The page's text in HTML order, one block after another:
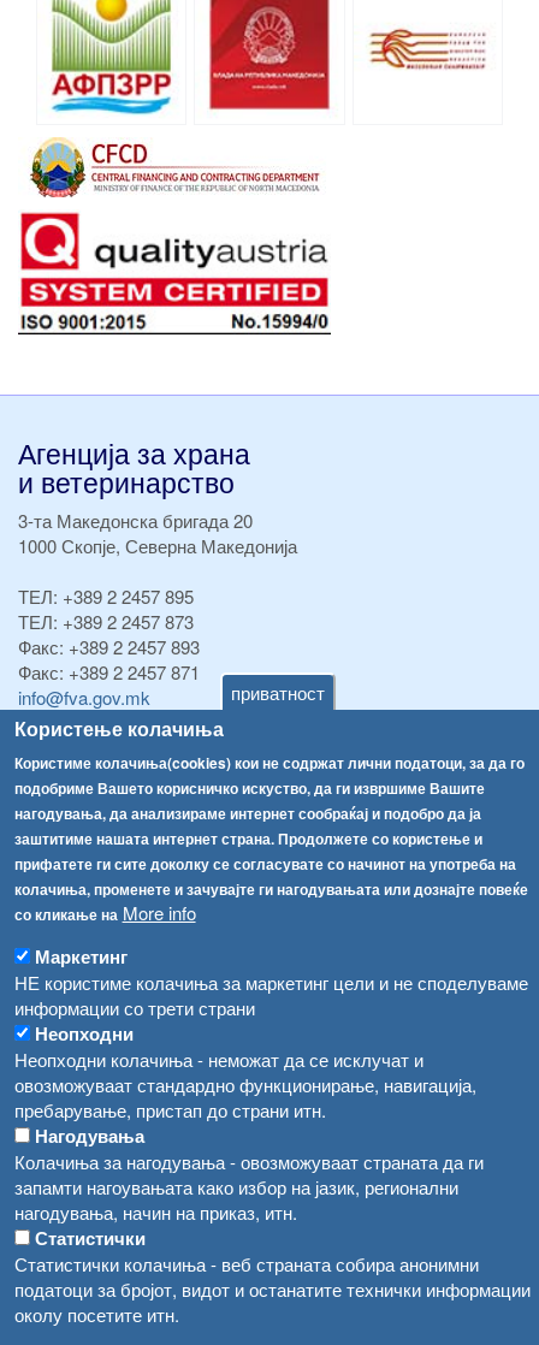
приватност
Користење колачиња
Користиме колачиња(cookies) кои не содржат лични податоци, за да го
подобриме Вашето корисничко искуство, да ги извршиме Вашите
нагодувања, да анализираме интернет сообраќај и подобро да ја
заштитиме нашата интернет страна. Продолжете со користење и
прифатете ги сите доколку се согласувате со начинот на употреба на
колачиња, променете и зачувајте ги нагодувањата или дознајте повеќе
со кликање на More info
Маркетинг
НЕ користиме колачиња за маркетинг цели и не споделуваме
информации со трети страни
Неопходни
Неопходни колачиња - неможат да се исклучат и
овозможуваат стандардно функционирање, навигација,
пребарување, пристап до страни итн.
Нагодувања
Колачиња за нагодувања - овозможуваат страната да ги
запамти нагоувањата како избор на јазик, регионални
нагодувања, начин на приказ, итн.
Статистички
Статистички колачиња - веб страната собира анонимни
податоци за бројот, видот и останатите технички информации
околу посетите итн.
Агенција за храна
и ветеринарство
3-та Македонска бригада 20
1000 Скопје, Северна Македонија
ТЕЛ: +389 2 2457 895
ТЕЛ: +389 2 2457 873
Факс: +389 2 2457 893
Факс: +389 2 2457 871
info@fva.gov.mk
[АХВ-претходна страна]
Соопштенија
Република Бугарија ги засили официјалните контроли при увоз на свежо овошје и зеленчук
Високите температури ризик од труење со храна, опасни се и за животните
Водата во Гостивар може да се користи како техничка, продолжува испораката на флаширана вода
Во Гостивар спроведени 70 вонредни контроли
Забраната за водата во Гостивар останува на сила, операторите да користат само технички безбедна вода
Навигација
Архива
Регистри
Обрасци
Огласи